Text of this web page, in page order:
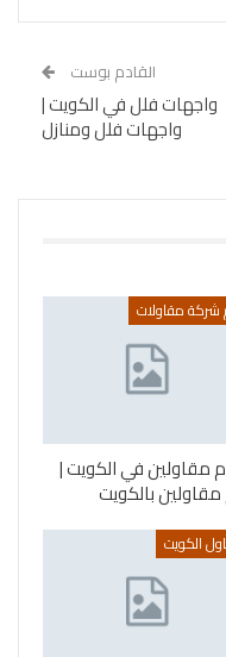
القادم بوست
واجهات فلل في الكويت |
واجهات فلل ومنازل
شركة مقاولات
مقاولين في الكويت |
بالكويت
الكويت